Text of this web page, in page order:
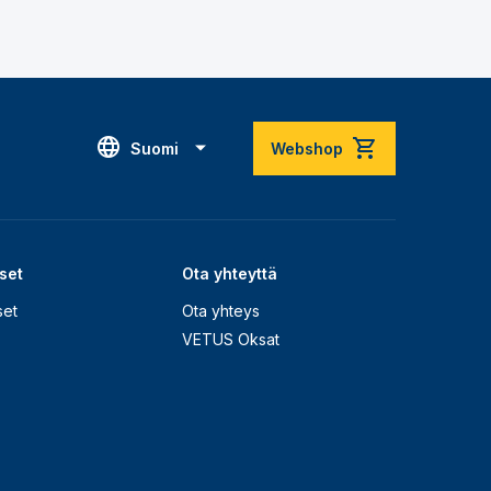
Suomi Webshop
Ota yhteyttä
Ota yhteys
VETUS Oksat